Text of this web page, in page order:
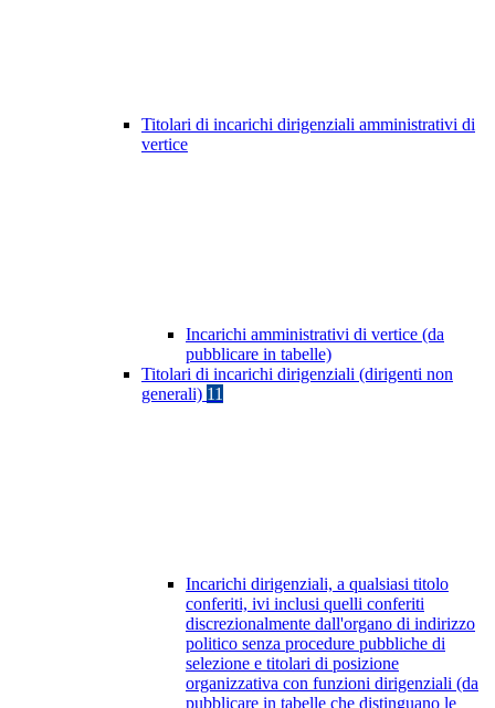
Titolari di incarichi dirigenziali amministrativi di
vertice
Incarichi amministrativi di vertice (da
pubblicare in tabelle)
Titolari di incarichi dirigenziali (dirigenti non
generali) 11
Incarichi dirigenziali, a qualsiasi titolo
conferiti, ivi inclusi quelli conferiti
discrezionalmente dall'organo di indirizzo
politico senza procedure pubbliche di
selezione e titolari di posizione
organizzativa con funzioni dirigenziali (da
pubblicare in tabelle che distinguano le